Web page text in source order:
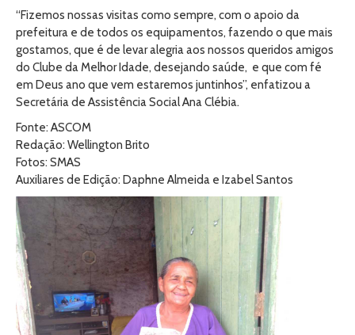
“Fizemos nossas visitas como sempre, com o apoio da
prefeitura e de todos os equipamentos, fazendo o que mais
gostamos, que é de levar alegria aos nossos queridos amigos
do Clube da Melhor Idade, desejando saúde, e que com fé
em Deus ano que vem estaremos juntinhos”, enfatizou a
Secretária de Assistência Social Ana Clébia.
Fonte: ASCOM
Redação: Wellington Brito
Fotos: SMAS
Auxiliares de Edição: Daphne Almeida e Izabel Santos